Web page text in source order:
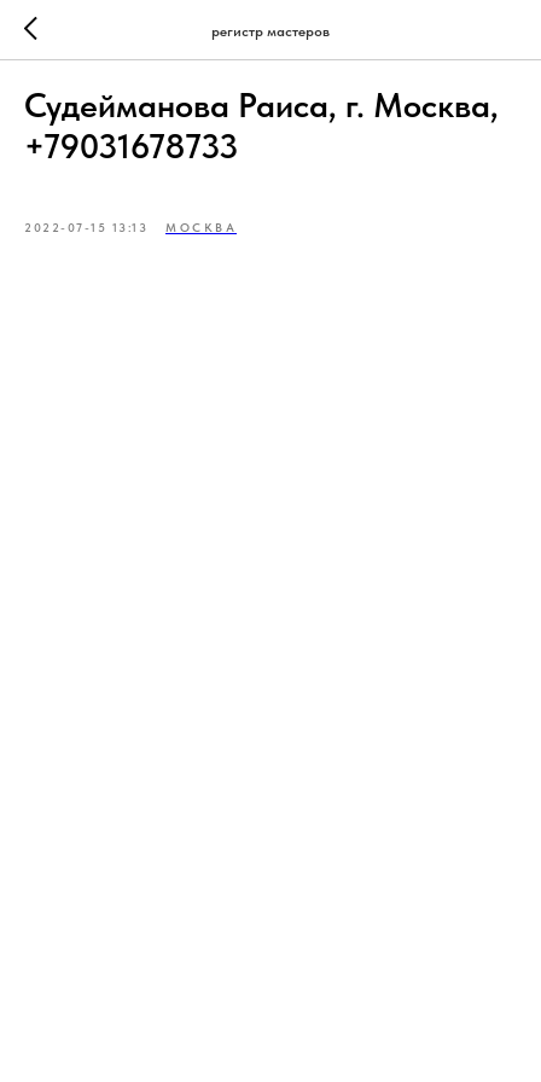
регистр мастеров
Судейманова Раиса, г. Москва,
+79031678733
2022-07-15 13:13 МОСКВА